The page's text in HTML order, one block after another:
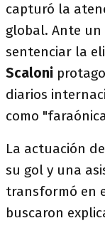
capturó la
global. Ante un
sentenciar la
Scaloni
diarios
como
La actuación de
su gol y una
transformó en
buscaron